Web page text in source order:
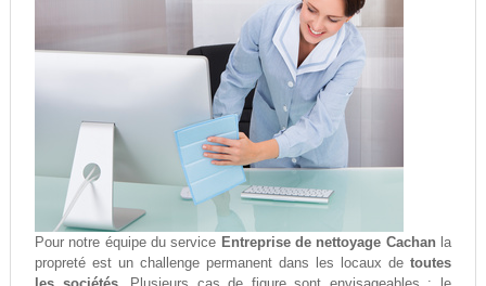
Pour notre équipe du service Entreprise de nettoyage Cachan la
propreté est un challenge permanent dans les locaux detoutes